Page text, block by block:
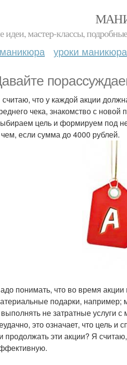
идеи, мастер-классы,
уроки маникюра
что у каждой акции
чека, знакомство с
цель и формируем под
если сумма до 4000 рублей.
понимать, что во время
подарки, например;
не затратные услуги
это означает, что цель
продолжать эти акции? Я